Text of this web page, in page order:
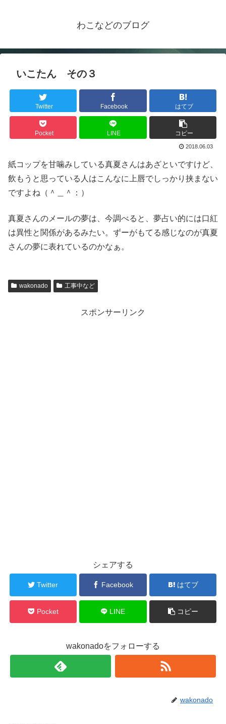
わこなどのブログ
いこたん その３
Twitter Facebook はてブ
Pocket LINE コピー
2018.06.03
紙コップを甘噛みしている真夏さんはあざといですけど、
飲もうと思っている人はこんなに上唇でしっかり挟まない
ですよね（＾＿＾：）
真夏さんのメールの夢は、今調べると、夢占い的には口紅
は異性と関係があるみたい。ずーがもてる感じなのが真夏
さんの夢に表れているのかなぁ。
wakonado 工事中など
スポンサーリンク
シェアする
Twitter Facebook はてブ
Pocket LINE コピー
wakonadoをフォローする
wakonado